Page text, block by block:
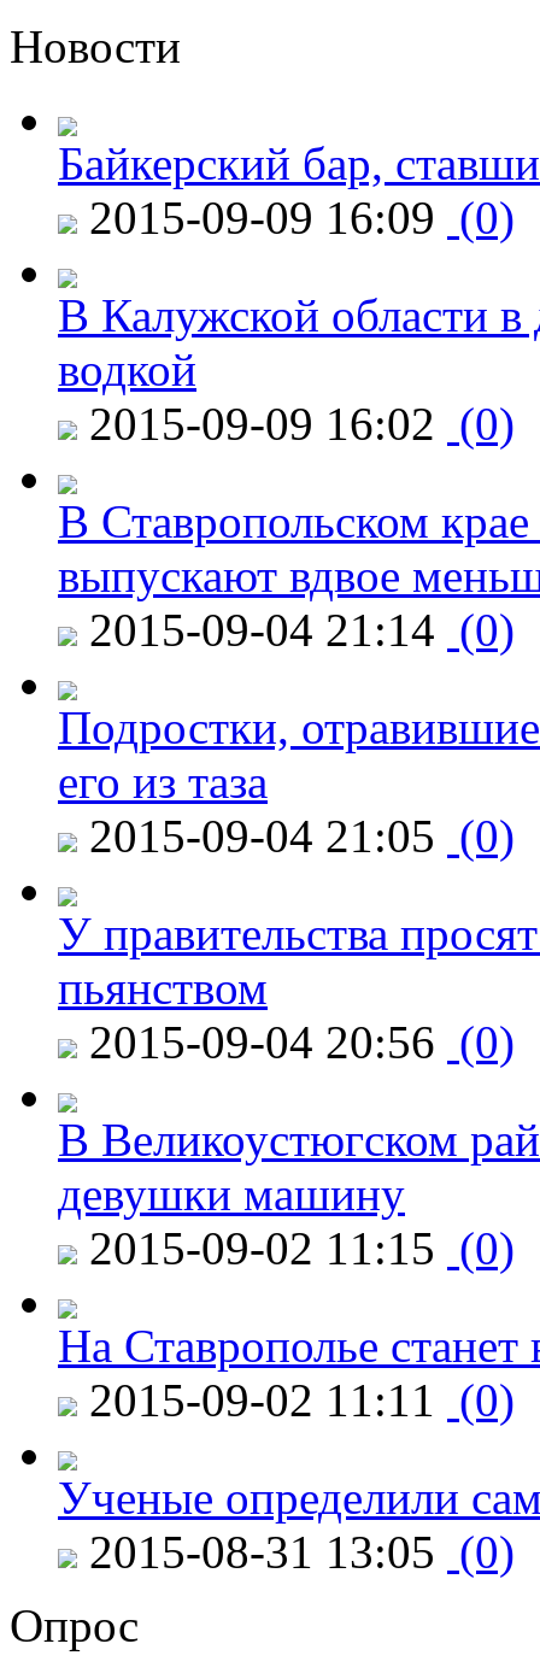
Новости
Байкерский бар,
2015-09-09 16:09 (0)
В Калужской области в
водкой
2015-09-09 16:02 (0)
В Ставропольском
выпускают вдвое
2015-09-04 21:14 (0)
Подростки,
его из таза
2015-09-04 21:05 (0)
У правительства
пьянством
2015-09-04 20:56 (0)
В Великоустюгском
девушки машину
2015-09-02 11:15 (0)
На Ставрополье
2015-09-02 11:11 (0)
Ученые определили
2015-08-31 13:05 (0)
Опрос